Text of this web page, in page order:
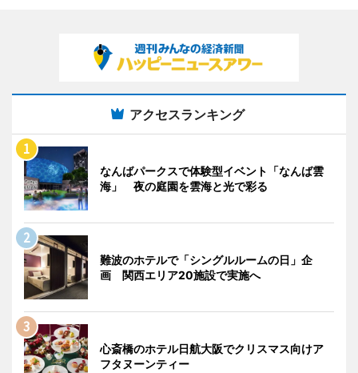
アクセスランキング
なんばパークスで体験型イベント「なんば雲
海」 夜の庭園を雲海と光で彩る
難波のホテルで「シングルルームの日」企
画 関西エリア20施設で実施へ
心斎橋のホテル日航大阪でクリスマス向けア
フタヌーンティー